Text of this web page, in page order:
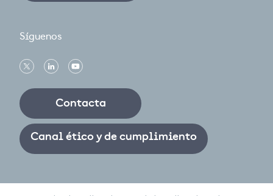
Síguenos
Contacta
Canal ético y de cumplimiento